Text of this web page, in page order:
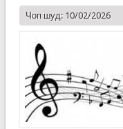
Чоп шуд: 10/02/2026